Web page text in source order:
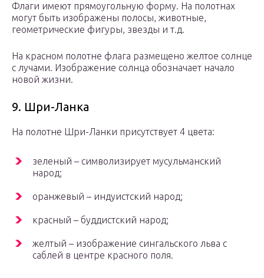
Флаги имеют прямоугольную форму. На полотнах
могут быть изображены полосы, животные,
геометрические фигуры, звезды и т.д.
На красном полотне флага размещено желтое солнце
с лучами. Изображение солнца обозначает начало
новой жизни.
9. Шри-Ланка
На полотне Шри-Ланки присутствует 4 цвета:
зеленый – символизирует мусульманский
народ;
оранжевый – индуистский народ;
красный – буддистский народ;
желтый – изображение сингальского льва с
саблей в центре красного поля.